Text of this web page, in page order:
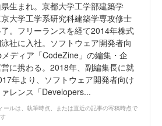
生まれ。京都大学工学部建築学
大学工学系研究科建築学専攻修士
。フリーランスを経て2014年株式
社に入社。ソフトウェア開発者向
ディア「CodeZine」の編集・企
に携わる。2018年、副編集長に就
年より、ソフトウェア開発者向け
レンス「Developers...
ールは、執筆時点、または直近の記事の寄稿時点で